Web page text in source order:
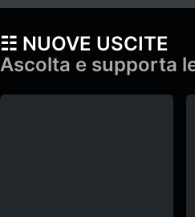
☷ NUOVE USCITE
Ascolta e supporta